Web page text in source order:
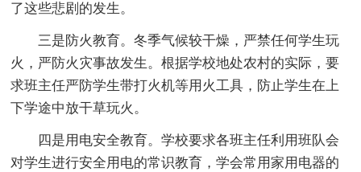
了这些悲剧的发生。
三是防火教育。冬季气候较干燥，严禁任何学生玩
火，严防火灾事故发生。根据学校地处农村的实际，要
求班主任严防学生带打火机等用火工具，防止学生在上
下学途中放干草玩火。
四是用电安全教育。学校要求各班主任利用班队会
对学生进行安全用电的常识教育，学会常用家用电器的